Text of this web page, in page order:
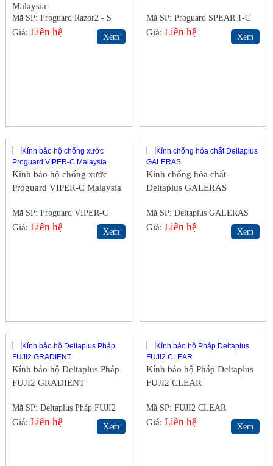
Malaysia
Mã SP: Proguard Razor2 - S
Malaysia
Giá:Liên hệ Xem
Mã SP: Proguard SPEAR 1-C
Malaysia
Giá:Liên hệ Xem
Kính bảo hộ chống xước
Proguard VIPER-C Malaysia
Mã SP: Proguard VIPER-C
Malaysia
Giá:Liên hệ Xem
Kính chống hóa chất
Deltaplus GALERAS
Mã SP: Deltaplus GALERAS
Giá:Liên hệ Xem
Kính bảo hộ Deltaplus Pháp
FUJI2 GRADIENT
Mã SP: Deltaplus Pháp FUJI2
GRADIENT
Giá:Liên hệ Xem
Kính bảo hộ Pháp Deltaplus
FUJI2 CLEAR
Mã SP: FUJI2 CLEAR
Giá:Liên hệ Xem